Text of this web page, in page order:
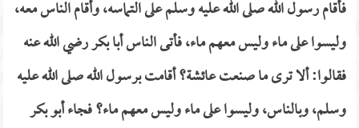
فأقام رسول الله صلى الله عليه وسلم على التماسه، وأقام الناس معه،
وليسوا على ماء وليس معهم ماء، فأتى الناس أبا بكر رضي الله عنه
فقالوا: ألا ترى ما صنعت عائشة؟ أقامت برسول الله صلى الله عليه
وسلم، وبالناس، وليسوا على ماء وليس معهم ماء؟ فجاء أبو بكر